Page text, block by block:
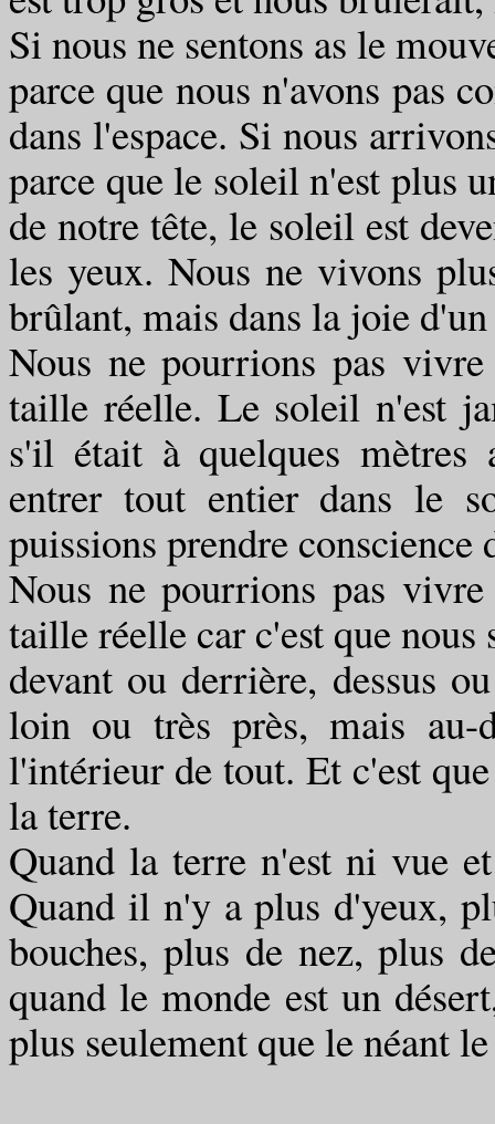
Si nous ne sentons as le
parce que nous n'avons pas
dans l'espace. Si nous
parce que le soleil n'est plus
de notre tête, le soleil est
les yeux. Nous ne vivons
brûlant, mais dans la joie
Nous ne pourrions pas
taille réelle. Le soleil n'est
s'il était à quelques mètres
entrer tout entier dans le
puissions prendre conscience
Nous ne pourrions pas
taille réelle car c'est que nous
devant ou derrière, dessus
loin ou très près, mais au-
l'intérieur de tout. Et c'est
la terre.
Quand la terre n'est ni vue
Quand il n'y a plus d'yeux,
bouches, plus de nez, plus
quand le monde est un
plus seulement que le néant